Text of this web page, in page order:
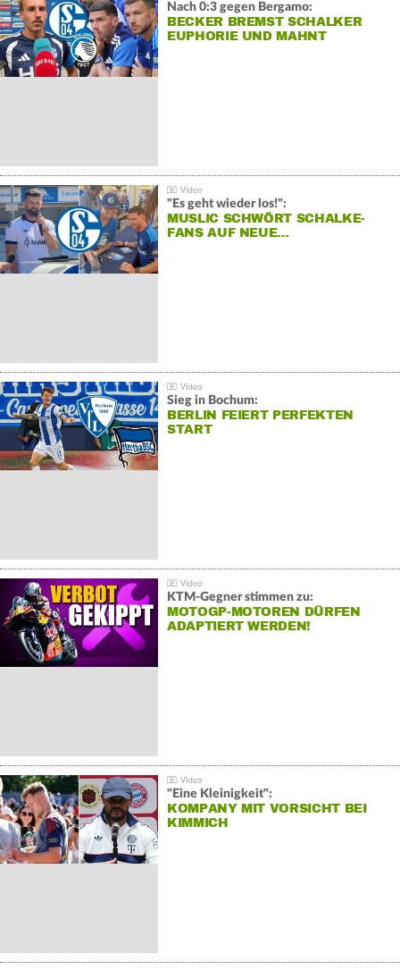
Nach 0:3 gegen Bergamo:
BECKER BREMST SCHALKER
EUPHORIE UND MAHNT
"Es geht wieder los!":
MUSLIC SCHWÖRT SCHALKE-
FANS AUF NEUE…
Sieg in Bochum:
BERLIN FEIERT PERFEKTEN
START
KTM-Gegner stimmen zu:
MOTOGP-MOTOREN DÜRFEN
ADAPTIERT WERDEN!
"Eine Kleinigkeit":
KOMPANY MIT VORSICHT BEI
KIMMICH